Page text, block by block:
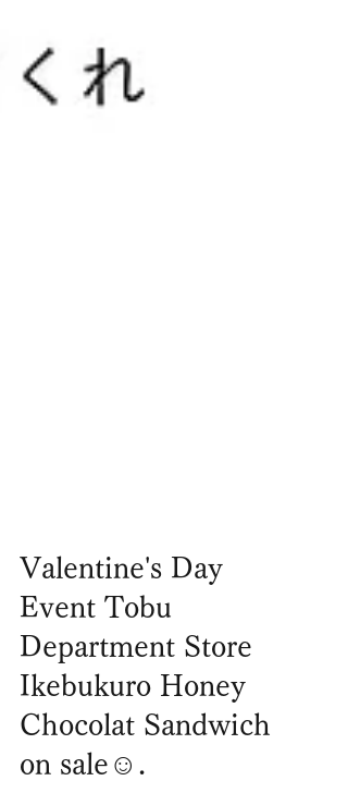
Valentine's Day
Event Tobu
Department Store
Ikebukuro Honey
Chocolat Sandwich